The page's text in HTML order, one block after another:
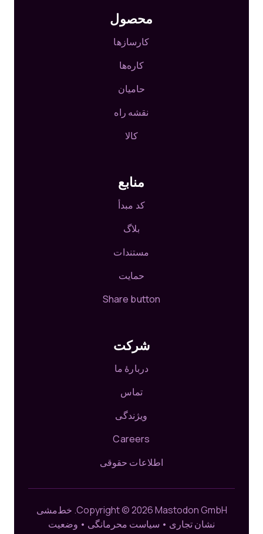
محصول
کارسازها
کاره‌ها
حامیان
نقشه راه
کالا
منابع
کد مبدأ
بلاگ
مستندات
حمایت
Share button
شرکت
دربارهٔ ما
تماس
ویژندگی
Careers
اطلاعات حقوقی
Copyright © 2026 Mastodon GmbH. خط‌مشی
نشان تجاری • سیاست محرمانگی • وضعیت